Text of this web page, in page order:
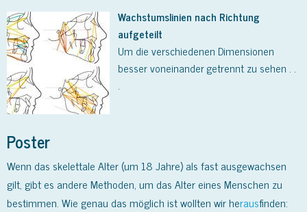
Wachstumslinien nach Richtung
aufgeteilt
Um die verschiedenen Dimensionen
besser voneinander getrennt zu sehen . .
.
Poster
Wenn das skelettale Alter (um 18 Jahre) als fast ausgewachsen
gilt, gibt es andere Methoden, um das Alter eines Menschen zu
bestimmen. Wie genau das möglich ist wollten wir herausfinden: